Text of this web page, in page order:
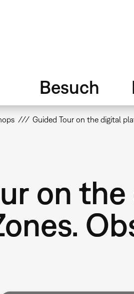
Besuch
Guided Tour on the digital
on